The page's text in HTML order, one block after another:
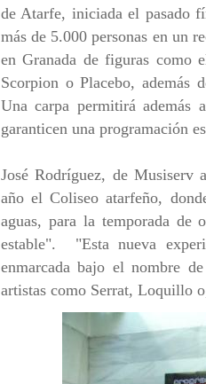
de Atarfe, iniciada el pasado
más de 5.000 personas en un
en Granada de figuras como
Scorpion o Placebo,
Una carpa permitirá además
garanticen una programación
José Rodríguez, de Musiserv
año el Coliseo atarfeño,
aguas, para la temporada de
estable". "Esta nueva
enmarcada bajo el nombre
artistas como Serrat, Loquillo